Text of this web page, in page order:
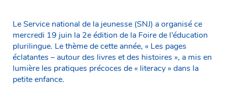
Le Service national de la jeunesse (SNJ) a organisé ce
mercredi 19 juin la 2e édition de la Foire de l’éducation
plurilingue. Le thème de cette année, « Les pages
éclatantes – autour des livres et des histoires », a mis en
lumière les pratiques précoces de « literacy » dans la
petite enfance.